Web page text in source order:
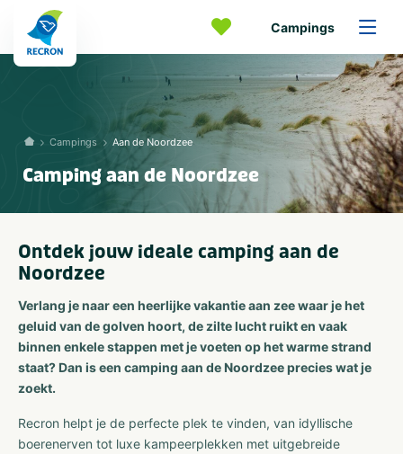
Campings
Campings Aan de Noordzee
Camping aan de Noordzee
Ontdek jouw ideale camping aan de
Noordzee
Verlang je naar een heerlijke vakantie aan zee waar je het
geluid van de golven hoort, de zilte lucht ruikt en vaak
binnen enkele stappen met je voeten op het warme strand
staat? Dan is een camping aan de Noordzee precies wat je
zoekt.
Recron helpt je de perfecte plek te vinden, van idyllische
boerenerven tot luxe kampeerplekken met uitgebreide